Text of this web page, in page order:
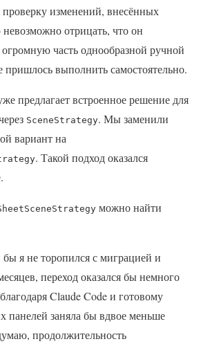
изменений, внесённых
отрицать, что он
часть однообразной ручной
выполнить самостоятельно.
предлагает встроенное решение для
SceneStrategy. Мы заменили
вариант на
. Такой подход оказался
можно найти
я не торопился с миграцией и
переход оказался бы немного
Claude Code и готовому
заняла бы вдвое меньше
продолжительность